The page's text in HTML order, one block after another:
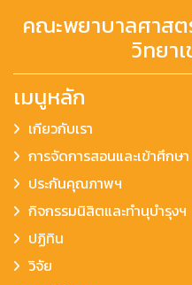
คณะพยาบาลศาส
วิทยา
เมนูหลัก
เกียวกับเรา
การจัดการสอนและเข้าศึกษา
ประกันคุณภาพฯ
กิจกรรมนิสิตและทำนุบำรุงฯ
ปฏิทิน
วิจัย